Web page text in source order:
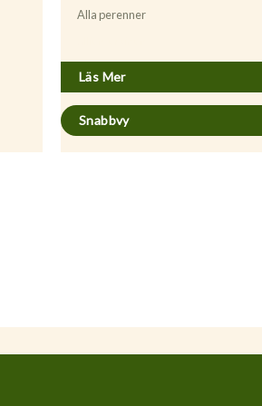
Alla perenner
Läs Mer
Snabbvy